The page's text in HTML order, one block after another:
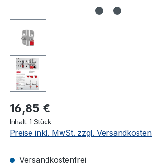
16,85 €
Inhalt: 1 Stück
Preise inkl. MwSt. zzgl. Versandkosten
Versandkostenfrei